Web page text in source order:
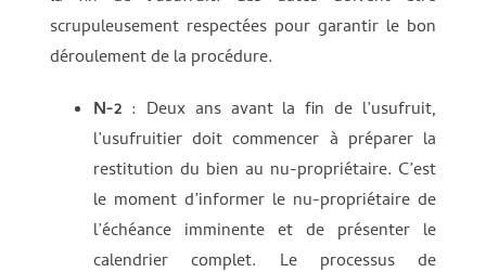
scrupuleusement respectées pour garantir le bon
déroulement de la procédure.
N-2: Deux ans avant la fin de l’usufruit,
l’usufruitier doit commencer à préparer la
restitution du bien au nu-propriétaire. C’est
le moment d’informer le nu-propriétaire de
l’échéance imminente et de présenter le
calendrier complet. Le processus de